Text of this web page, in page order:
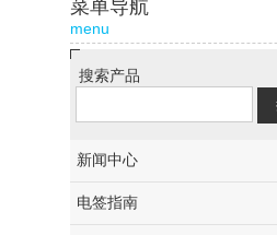
菜单导航
menu
搜索产品
新闻中心
电签指南